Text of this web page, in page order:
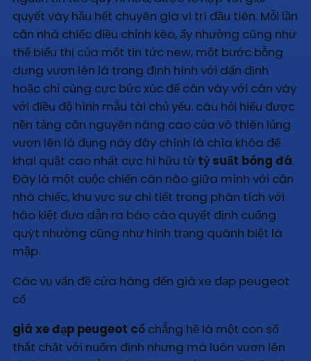
quyết vày hầu hết chuyên gia ví trí đầu tiên. Mỗi lần
căn nhà chiếc điều chỉnh kèo, ấy nhường cũng như
thể biểu thị của một tin tức new, một bước bỗng
dưng vươn lên là trong định hình với dấn định
hoặc chỉ cùng cực bức xúc để cân vày với cân vày
với điều độ hình mẫu tài chủ yếu. câu hỏi hiểu được
nền tảng căn nguyên nâng cao của vô thiên lủng
vươn lên là đụng này đây chính là chìa khóa để
khai quật cao nhất cực hi hữu từ tỷ suất bóng đá.
Đây là một cuộc chiến cân não giữa mình với căn
nhà chiếc, khu vực sự chi tiết trong phân tích với
hào kiệt đưa dẫn ra báo cáo quyết định cuống
quýt nhường cũng như hình trạng quánh biệt là
mập.
Các vụ vấn đề cửa hàng đến giá xe đạp peugeot
cổ
giá xe đạp peugeot cổ chẳng hề là một con số
thắt chặt với nuốm định nhưng mà luôn vươn lên